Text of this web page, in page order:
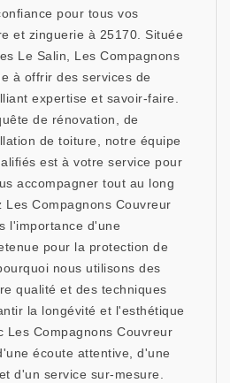
pour tous vos
et zinguerie à 25170. Située
Le Salin, Les Compagnons
à offrir des services de
expertise et savoir-faire.
de rénovation, de
de toiture, notre équipe
est à votre service pour
accompagner tout au long
Compagnons Couvreur
l'importance d'une
pour la protection de
nous utilisons des
qualité et des techniques
la longévité et l'esthétique
Les Compagnons Couvreur
écoute attentive, d'une
d'un service sur-mesure.